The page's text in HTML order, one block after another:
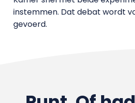
instemmen. Dat debat wordt
gevoerd.